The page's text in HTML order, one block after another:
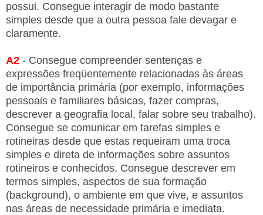
possui. Consegue interagir de modo bastante
simples desde que a outra pessoa fale devagar e
claramente.
A2 - Consegue compreender sentenças e
expressões freqüentemente relacionadas às áreas
de importância primária (por exemplo, informações
pessoais e familiares básicas, fazer compras,
descrever a geografia local, falar sobre seu trabalho).
Consegue se comunicar em tarefas simples e
rotineiras desde que estas requeiram uma troca
simples e direta de informações sobre assuntos
rotineiros e conhecidos. Consegue descrever em
termos simples, aspectos de sua formação
(background), o ambiente em que vive, e assuntos
nas áreas de necessidade primária e imediata.